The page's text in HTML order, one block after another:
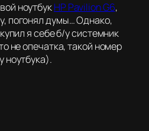
ноутбукHP Pavilion G6,
погонял думы… Однако,
я себе б/у системник
не опечатка, такой номер
ноутбука).